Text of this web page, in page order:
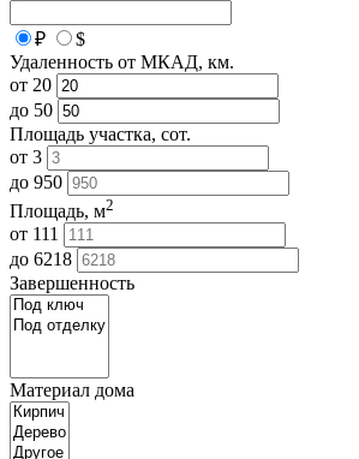
₽
$
Удаленность от МКАД, км.
от 20
до 50
Площадь участка, сот.
от 3
до 950
Площадь, м2
от 111
до 6218
Завершенность
Материал дома